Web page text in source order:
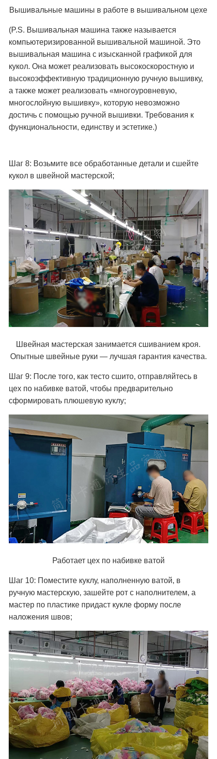
Вышивальные машины в работе в вышивальном цехе
(P.S. Вышивальная машина также называется
компьютеризированной вышивальной машиной. Это
вышивальная машина с изысканной графикой для
кукол. Она может реализовать высокоскоростную и
высокоэффективную традиционную ручную вышивку,
а также может реализовать «многоуровневую,
многослойную вышивку», которую невозможно
достичь с помощью ручной вышивки. Требования к
функциональности, единству и эстетике.)
Шаг 8: Возьмите все обработанные детали и сшейте
кукол в швейной мастерской;
Швейная мастерская занимается сшиванием кроя.
Опытные швейные руки — лучшая гарантия качества.
Шаг 9: После того, как тесто сшито, отправляйтесь в
цех по набивке ватой, чтобы предварительно
сформировать плюшевую куклу;
Работает цех по набивке ватой
Шаг 10: Поместите куклу, наполненную ватой, в
ручную мастерскую, зашейте рот с наполнителем, а
мастер по пластике придаст кукле форму после
наложения швов;